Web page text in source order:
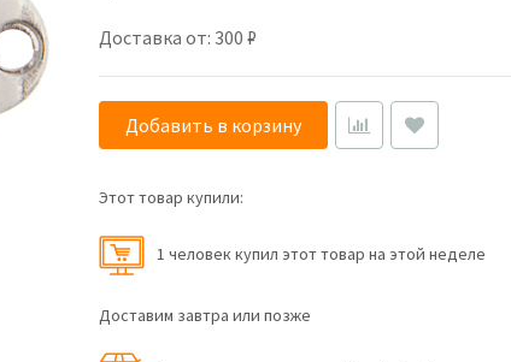
Доставка от: 300 ₽
Добавить в корзину
Этот товар купили:
1 человек купил этот товар на этой неделе
Доставим завтра или позже